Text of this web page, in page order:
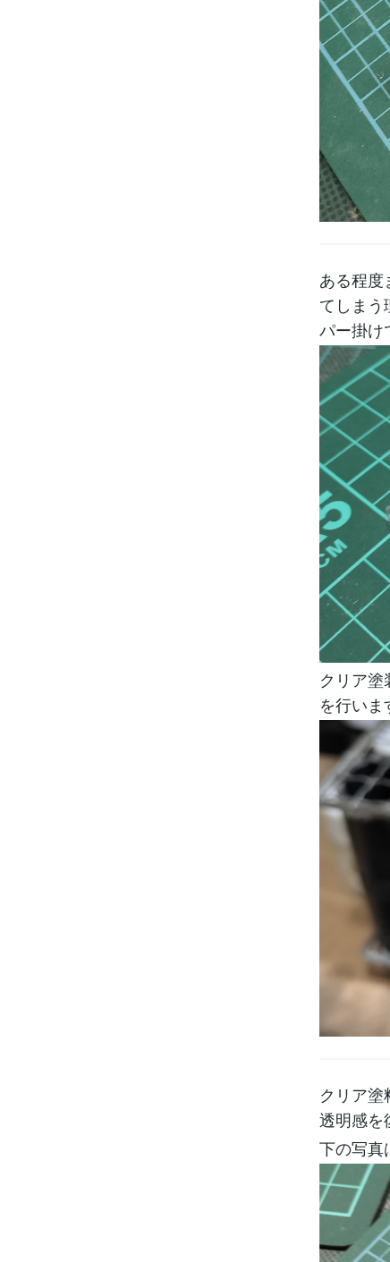
ある程度
てしまう
パー掛け
クリア
を行いま
クリア塗
透明感を
下の写真